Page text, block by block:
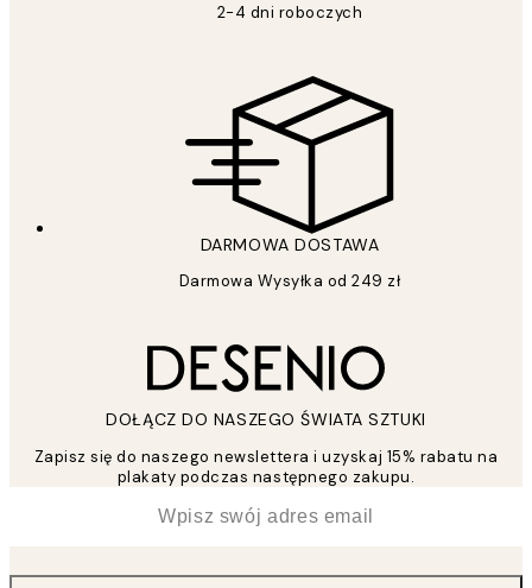
2-4 dni roboczych
DARMOWA DOSTAWA
Darmowa Wysyłka od 249 zł
DOŁĄCZ DO NASZEGO ŚWIATA SZTUKI
Zapisz się do naszego newslettera i uzyskaj 15% rabatu na
plakaty podczas następnego zakupu.